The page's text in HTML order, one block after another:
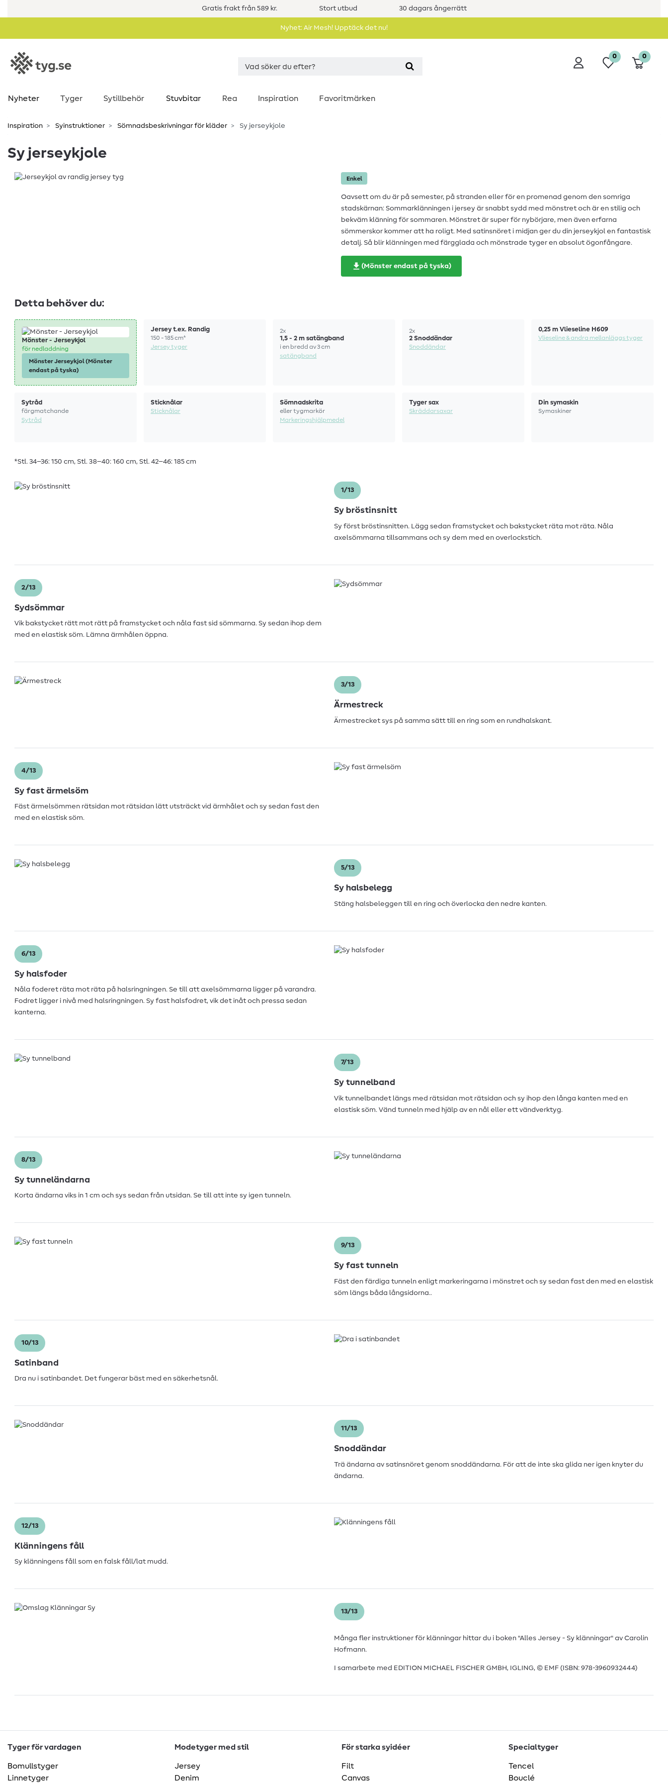
Gratis frakt från 589 kr. Stort utbud 30 dagars ångerrätt
Nyhet: Air Mesh! Upptäck det nu!
0 0
Nyheter Tyger Sytillbehör Stuvbitar Rea Inspiration Favoritmärken
Inspiration Syinstruktioner Sömnadsbeskrivningar för kläder Sy jerseykjole
Sy jerseykjole
Enkel
Oavsett om du är på semester, på stranden eller för en promenad genom den somriga
stadskärnan: Sommarklänningen i jersey är snabbt sydd med mönstret och är en stilig och
bekväm klänning för sommaren. Mönstret är super för nybörjare, men även erfarna
sömmerskor kommer att ha roligt. Med satinsnöret i midjan ger du din jerseykjol en fantastisk
detalj. Så blir klänningen med färgglada och mönstrade tyger en absolut ögonfångare.
(Mönster endast på tyska)
Detta behöver du:
Mönster - Jerseykjol
för nedladdning
Mönster Jerseykjol (Mönster
endast på tyska)
Jersey t.ex. Randig
150 - 185 cm*
Jersey tyger
2x
1,5 - 2 m satängband
i en bredd av 3 cm
satängband
2x
2 Snoddändar
Snoddändar
0,25 m Vlieseline H609
Vlieseline & andra mellanläggs tyger
Sytråd
färgmatchande
Sytråd
Sticknålar
Sticknålar
Sömnadskrita
eller tygmarkör
Markeringshjälpmedel
Tyger sax
Skräddarsaxar
Din symaskin
Symaskiner
*Stl. 34–36: 150 cm, Stl. 38–40: 160 cm, Stl. 42–46: 185 cm
1/13
Sy bröstinsnitt
Sy först bröstinsnitten. Lägg sedan framstycket och bakstycket räta mot räta. Nåla
axelsömmarna tillsammans och sy dem med en overlockstich.
2/13
Sydsömmar
Vik bakstycket rätt mot rätt på framstycket och nåla fast sid sömmarna. Sy sedan ihop dem
med en elastisk söm. Lämna ärmhålen öppna.
3/13
Ärmestreck
Ärmestrecket sys på samma sätt till en ring som en rundhalskant.
4/13
Sy fast ärmelsöm
Fäst ärmelsömmen rätsidan mot rätsidan lätt utsträckt vid ärmhålet och sy sedan fast den
med en elastisk söm.
5/13
Sy halsbelegg
Stäng halsbeleggen till en ring och överlocka den nedre kanten.
6/13
Sy halsfoder
Nåla foderet räta mot räta på halsringningen. Se till att axelsömmarna ligger på varandra.
Fodret ligger i nivå med halsringningen. Sy fast halsfodret, vik det inåt och pressa sedan
kanterna.
7/13
Sy tunnelband
Vik tunnelbandet längs med rätsidan mot rätsidan och sy ihop den långa kanten med en
elastisk söm. Vänd tunneln med hjälp av en nål eller ett vändverktyg.
8/13
Sy tunneländarna
Korta ändarna viks in 1 cm och sys sedan från utsidan. Se till att inte sy igen tunneln.
9/13
Sy fast tunneln
Fäst den färdiga tunneln enligt markeringarna i mönstret och sy sedan fast den med en elastisk
söm längs båda långsidorna..
10/13
Satinband
Dra nu i satinbandet. Det fungerar bäst med en säkerhetsnål.
11/13
Snoddändar
Trä ändarna av satinsnöret genom snoddändarna. För att de inte ska glida ner igen knyter du
ändarna.
12/13
Klänningens fåll
Sy klänningens fåll som en falsk fåll/lat mudd.
13/13
Många fler instruktioner för klänningar hittar du i boken "Alles Jersey - Sy klänningar" av Carolin
Hofmann.
I samarbete med EDITION MICHAEL FISCHER GMBH, IGLING, © EMF (ISBN: 978-3960932444)
Tyger för vardagen
Bomullstyger
Linnetyger
Modetyger med stil
Jersey
Denim
För starka syidéer
Filt
Canvas
Specialtyger
Tencel
Bouclé